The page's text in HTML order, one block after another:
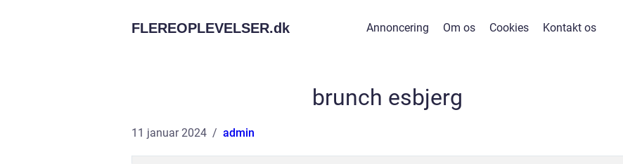
FLEREOPLEVELSER.dk Annoncering Om os Cookies Kontakt os
brunch esbjerg
11 januar 2024 admin